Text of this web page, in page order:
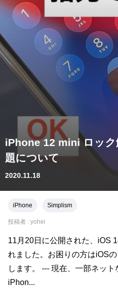
iPhone 12 mini ロック
題について
2020.11.18
iPhone Simplism
投稿者 : yohei
11月20日に公開された、iOS
れました。お困りの方はiOS
します。 --- 現在、一部ネット
iPhon...